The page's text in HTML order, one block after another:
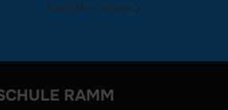
Bootsführerschein
RAMM